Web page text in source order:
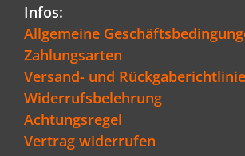
Infos:
Allgemeine
Zahlungsarten
Versand- und
Widerrufsbelehrung
Achtungsregel
Vertrag widerrufen